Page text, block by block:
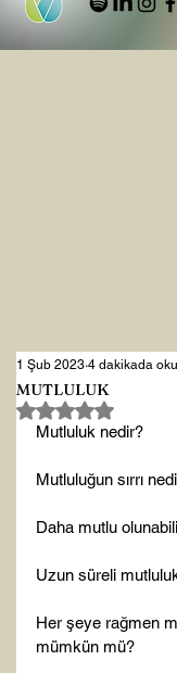
MUTLULUK
1 Şub 2023 4 dakikada
5 üzerinden NaN
Mutluluk nedir?
Mutluluğun sırrı
Daha mutlu
Uzun süreli
Her şeye rağmen
mümkün mü?